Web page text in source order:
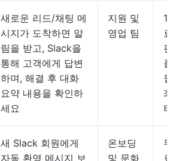
새로운 리드/채팅 메
시지가 도착하면 알
림을 받고, Slack을
통해 고객에게 답변
하며, 해결 후 대화
요약 내용을 확인하
세요
지원 및
영업 팀
14
료
판;
플
월
좌
터
새 Slack 회원에게
자동 환영 메시지 보
온보딩
및 문화
무
료